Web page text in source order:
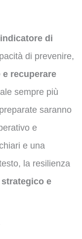
di
di prevenire,
recuperare
sempre più
saranno
e
e una
la resilienza
e